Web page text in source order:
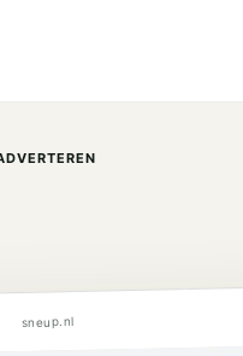
sneup.nl